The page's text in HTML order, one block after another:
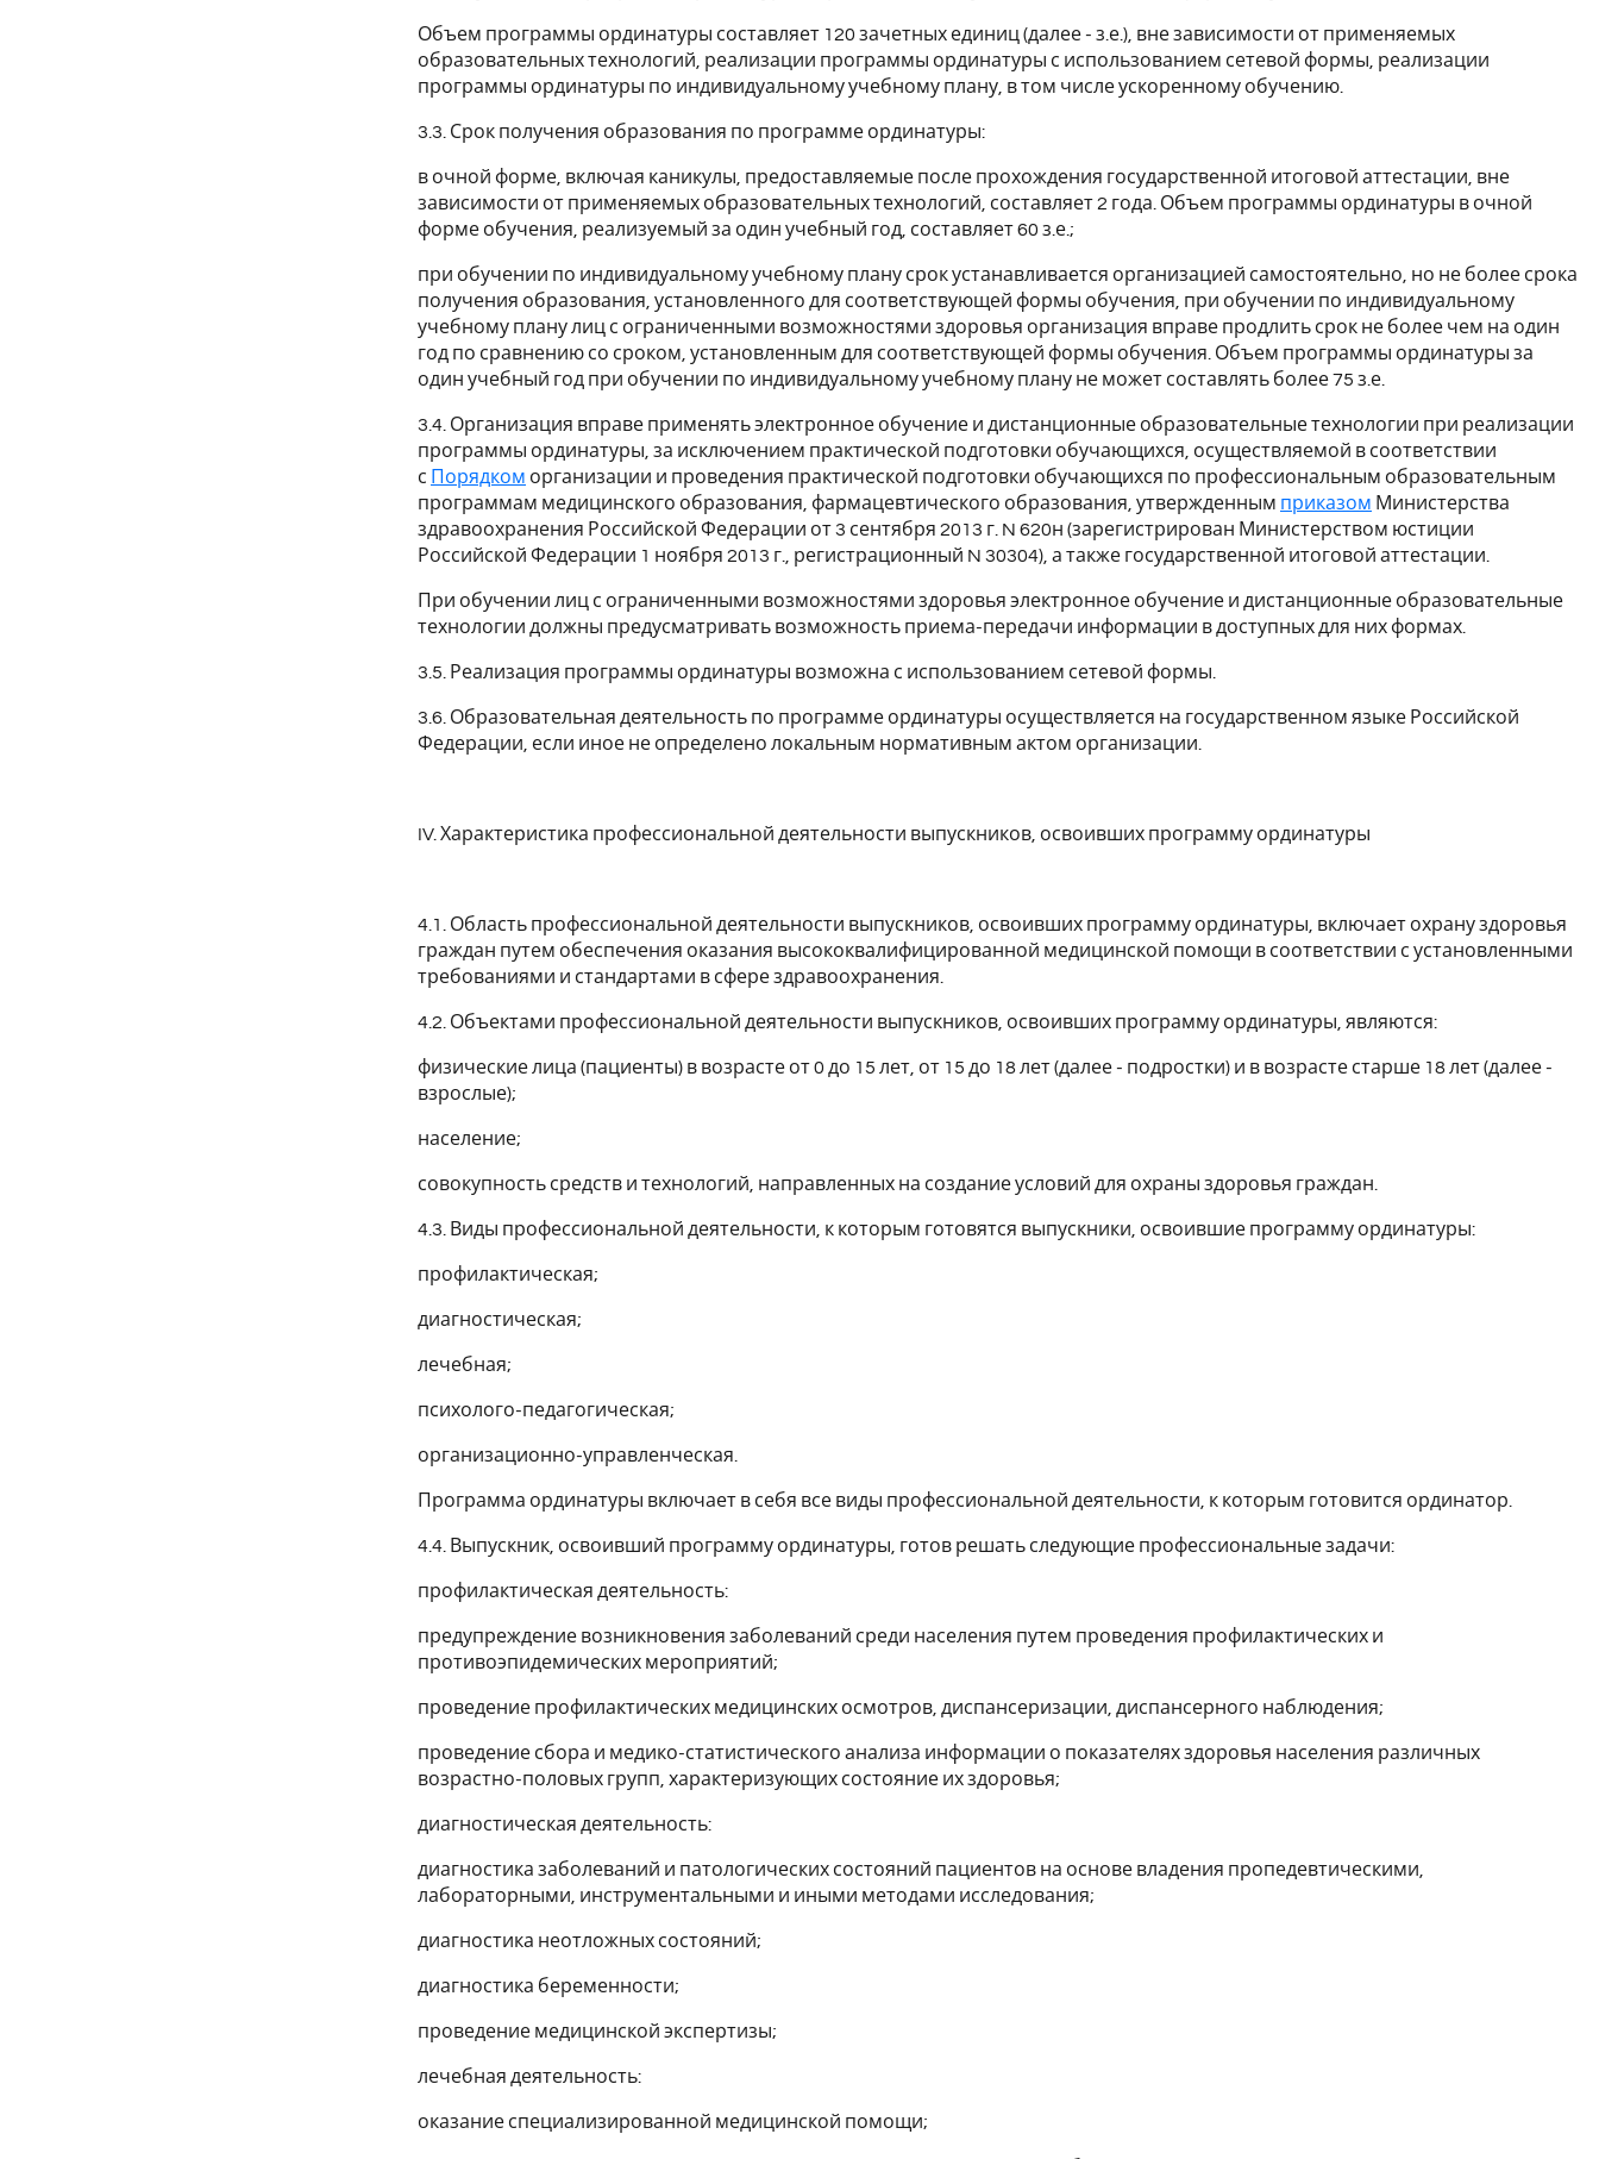
Объем программы ординатуры составляет 120 зачетных единиц (далее - з.е.), вне зависимости от применяемых
образовательных технологий, реализации программы ординатуры с использованием сетевой формы, реализации
программы ординатуры по индивидуальному учебному плану, в том числе ускоренному обучению.
3.3. Срок получения образования по программе ординатуры:
в очной форме, включая каникулы, предоставляемые после прохождения государственной итоговой аттестации, вне
зависимости от применяемых образовательных технологий, составляет 2 года. Объем программы ординатуры в очной
форме обучения, реализуемый за один учебный год, составляет 60 з.е.;
при обучении по индивидуальному учебному плану срок устанавливается организацией самостоятельно, но не более срока
получения образования, установленного для соответствующей формы обучения, при обучении по индивидуальному
учебному плану лиц с ограниченными возможностями здоровья организация вправе продлить срок не более чем на один
год по сравнению со сроком, установленным для соответствующей формы обучения. Объем программы ординатуры за
один учебный год при обучении по индивидуальному учебному плану не может составлять более 75 з.е.
3.4. Организация вправе применять электронное обучение и дистанционные образовательные технологии при реализации
программы ординатуры, за исключением практической подготовки обучающихся, осуществляемой в соответствии
с Порядком организации и проведения практической подготовки обучающихся по профессиональным образовательным
программам медицинского образования, фармацевтического образования, утвержденным приказом Министерства
здравоохранения Российской Федерации от 3 сентября 2013 г. N 620н (зарегистрирован Министерством юстиции
Российской Федерации 1 ноября 2013 г., регистрационный N 30304), а также государственной итоговой аттестации.
При обучении лиц с ограниченными возможностями здоровья электронное обучение и дистанционные образовательные
технологии должны предусматривать возможность приема-передачи информации в доступных для них формах.
3.5. Реализация программы ординатуры возможна с использованием сетевой формы.
3.6. Образовательная деятельность по программе ординатуры осуществляется на государственном языке Российской
Федерации, если иное не определено локальным нормативным актом организации.
IV. Характеристика профессиональной деятельности выпускников, освоивших программу ординатуры
4.1. Область профессиональной деятельности выпускников, освоивших программу ординатуры, включает охрану здоровья
граждан путем обеспечения оказания высококвалифицированной медицинской помощи в соответствии с установленными
требованиями и стандартами в сфере здравоохранения.
4.2. Объектами профессиональной деятельности выпускников, освоивших программу ординатуры, являются:
физические лица (пациенты) в возрасте от 0 до 15 лет, от 15 до 18 лет (далее - подростки) и в возрасте старше 18 лет (далее -
взрослые);
население;
совокупность средств и технологий, направленных на создание условий для охраны здоровья граждан.
4.3. Виды профессиональной деятельности, к которым готовятся выпускники, освоившие программу ординатуры:
профилактическая;
диагностическая;
лечебная;
психолого-педагогическая;
организационно-управленческая.
Программа ординатуры включает в себя все виды профессиональной деятельности, к которым готовится ординатор.
4.4. Выпускник, освоивший программу ординатуры, готов решать следующие профессиональные задачи:
профилактическая деятельность:
предупреждение возникновения заболеваний среди населения путем проведения профилактических и
противоэпидемических мероприятий;
проведение профилактических медицинских осмотров, диспансеризации, диспансерного наблюдения;
проведение сбора и медико-статистического анализа информации о показателях здоровья населения различных
возрастно-половых групп, характеризующих состояние их здоровья;
диагностическая деятельность:
диагностика заболеваний и патологических состояний пациентов на основе владения пропедевтическими,
лабораторными, инструментальными и иными методами исследования;
диагностика неотложных состояний;
диагностика беременности;
проведение медицинской экспертизы;
лечебная деятельность:
оказание специализированной медицинской помощи;